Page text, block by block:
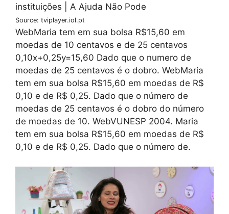
Source: tviplayer.iol.pt
WebMaria tem em sua bolsa R$15,60 em
moedas de 10 centavos e de 25 centavos
0,10x+0,25y=15,60 Dado que o numero de
moedas de 25 centavos é o dobro. WebMaria
tem em sua bolsa R$15,60 em moedas de R$
0,10 e de R$ 0,25. Dado que o número de
moedas de 25 centavos é o dobro do número
de moedas de 10. WebVUNESP 2004. Maria
tem em sua bolsa R$15,60 em moedas de R$
0,10 e de R$ 0,25. Dado que o número de.